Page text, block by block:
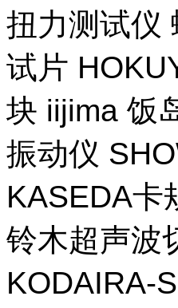
扭力测试仪
试片
块 iijima 饭
振动仪
KASEDA卡
铃木超声波
KODAIRA-